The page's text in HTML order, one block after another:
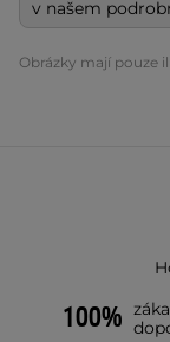
v našem
Obrázky mají pouze
100%